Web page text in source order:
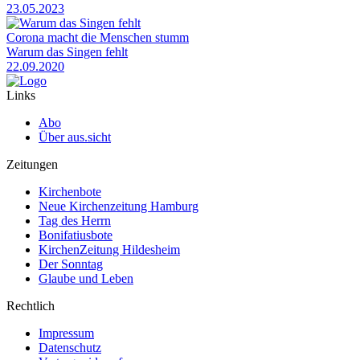
23.05.2023
Corona macht die Menschen stumm
Warum das Singen fehlt
22.09.2020
Links
Abo
Über aus.sicht
Zeitungen
Kirchenbote
Neue Kirchenzeitung Hamburg
Tag des Herrn
Bonifatiusbote
KirchenZeitung Hildesheim
Der Sonntag
Glaube und Leben
Rechtlich
Impressum
Datenschutz